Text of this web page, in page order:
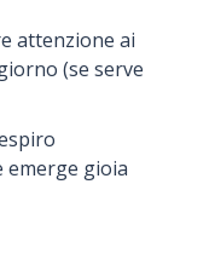
attenzione ai
(se serve
emerge gioia